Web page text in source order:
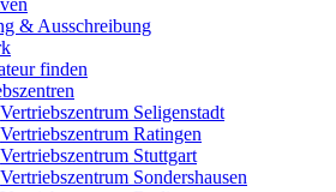
& Ausschreibung
finden
Vertriebszentrum Seligenstadt
Vertriebszentrum Ratingen
Vertriebszentrum Stuttgart
Vertriebszentrum Sondershausen